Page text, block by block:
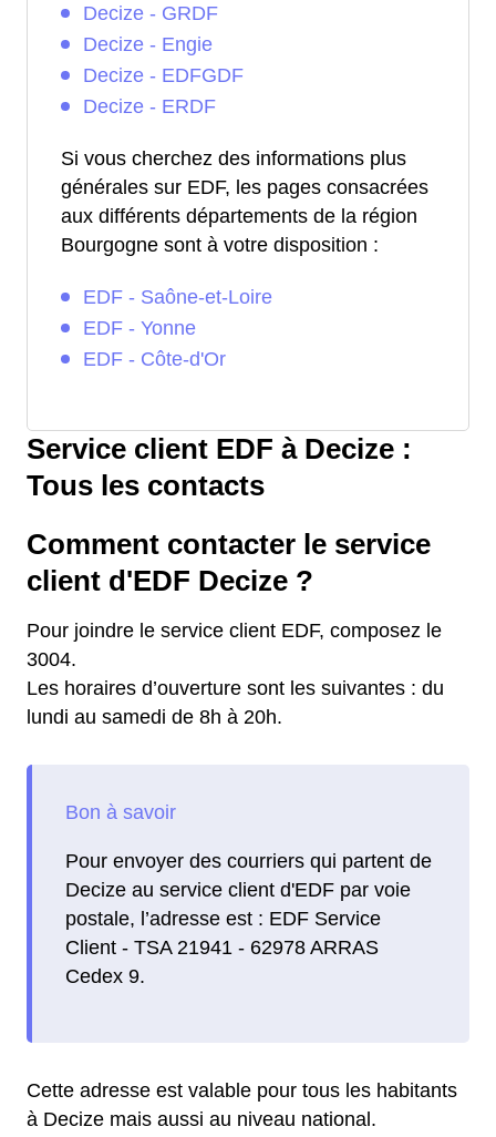
Decize - GRDF
Decize - Engie
Decize - EDFGDF
Decize - ERDF
Si vous cherchez des informations plus
générales sur EDF, les pages consacrées
aux différents départements de la région
Bourgogne sont à votre disposition :
EDF - Saône-et-Loire
EDF - Yonne
EDF - Côte-d'Or
Service client EDF à Decize :
Tous les contacts
Comment contacter le service
client d'EDF Decize ?
Pour joindre le service client EDF, composez le
3004.
Les horaires d’ouverture sont les suivantes : du
lundi au samedi de 8h à 20h.
Pour envoyer des courriers qui partent de
Decize au service client d'EDF par voie
postale, l’adresse est : EDF Service
Client - TSA 21941 - 62978 ARRAS
Cedex 9.
Cette adresse est valable pour tous les habitants
à Decize mais aussi au niveau national.